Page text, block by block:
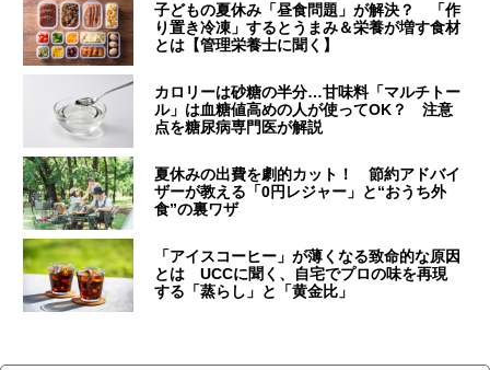
子どもの夏休み「昼食問題」が解決？ 「作
り置き冷凍」するとうまみ＆栄養が増す食材
とは【管理栄養士に聞く】
カロリーは砂糖の半分…甘味料「マルチトー
ル」は血糖値高めの人が使ってOK？ 注意
点を糖尿病専門医が解説
夏休みの出費を劇的カット！ 節約アドバイ
ザーが教える「0円レジャー」と“おうち外
食”の裏ワザ
「アイスコーヒー」が薄くなる致命的な原因
とは UCCに聞く、自宅でプロの味を再現
する「蒸らし」と「黄金比」